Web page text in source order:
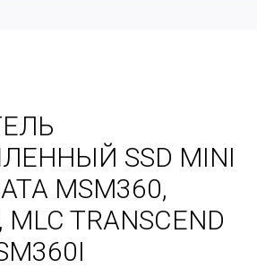
SSD MINI
MSM360,
MLC TRANSCEND